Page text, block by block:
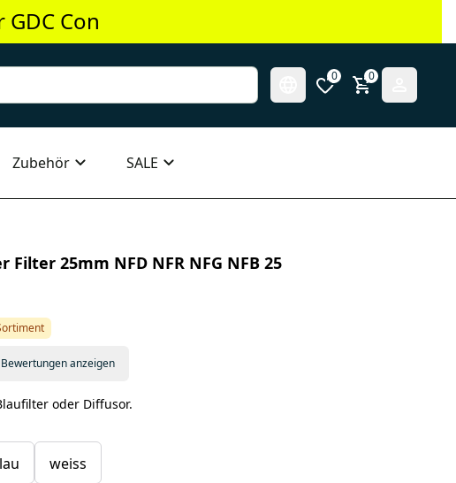
Con
0 0
Zubehör SALE
25mm NFD NFR NFG NFB 25
anzeigen
oder Diffusor.
weiss